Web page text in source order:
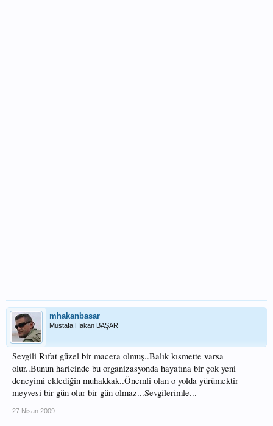
mhakanbasar
Mustafa Hakan BAŞAR
Sevgili Rıfat güzel bir macera olmuş..Balık kısmette varsa
olur..Bunun haricinde bu organizasyonda hayatına bir çok yeni
deneyimi eklediğin muhakkak..Önemli olan o yolda yürümektir
meyvesi bir gün olur bir gün olmaz...Sevgilerimle...
27 Nisan 2009